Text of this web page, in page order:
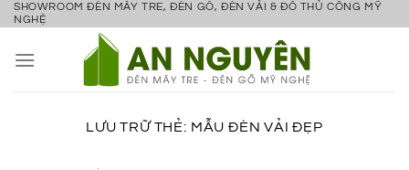
Bỏ
nội
SHOWROOM ĐÈN MÂY TRE, ĐÈN GỖ, ĐÈN VẢI & ĐỒ THỦ CÔNG MỸ
NGHỆ
LƯU TRỮ THẺ: MẪU ĐÈN VẢI ĐẸP